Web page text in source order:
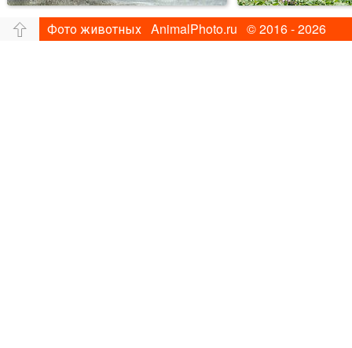
Фото животных AnimalPhoto.ru © 2016 - 2026